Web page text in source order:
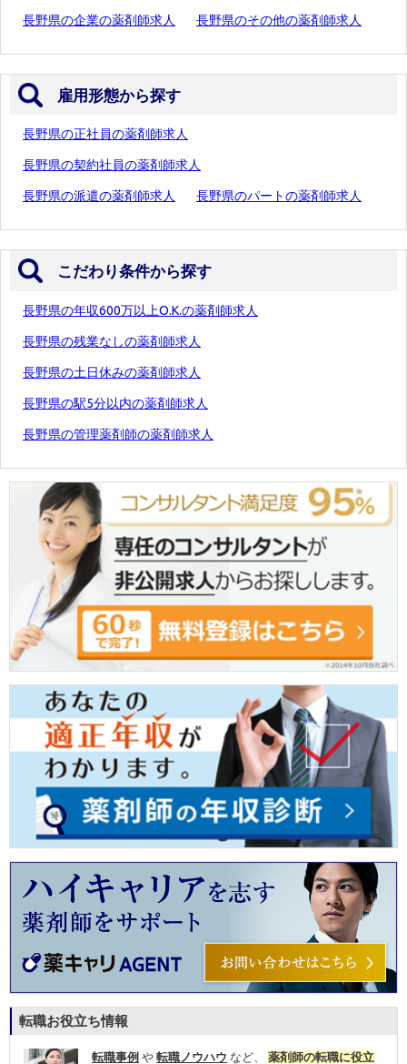
長野県の企業の薬剤師求人 長野県のその他の薬剤師求人
雇用形態から探す
長野県の正社員の薬剤師求人
長野県の契約社員の薬剤師求人
長野県の派遣の薬剤師求人 長野県のパートの薬剤師求人
こだわり条件から探す
長野県の年収600万以上O.K.の薬剤師求人
長野県の残業なしの薬剤師求人
長野県の土日休みの薬剤師求人
長野県の駅5分以内の薬剤師求人
長野県の管理薬剤師の薬剤師求人
転職お役立ち情報
転職事例 や 転職ノウハウ など、 薬剤師の転職に役立